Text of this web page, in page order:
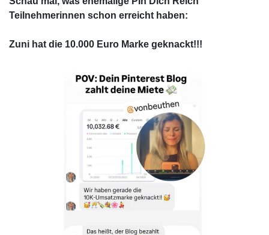
Teilnehmerinnen schon erreicht haben:
Zuni hat die 10.000 Euro Marke geknackt!!!